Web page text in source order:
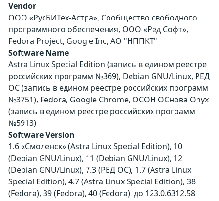
Vendor
ООО «РусБИТех-Астра», Сообщество свободного
программного обеспечения, ООО «Ред Софт»,
Fedora Project, Google Inc, АО "НППКТ"
Software Name
Astra Linux Special Edition (запись в едином реестре
российских программ №369), Debian GNU/Linux, РЕД
ОС (запись в едином реестре российских программ
№3751), Fedora, Google Chrome, ОСОН ОСнова Оnyx
(запись в едином реестре российских программ
№5913)
Software Version
1.6 «Смоленск» (Astra Linux Special Edition), 10
(Debian GNU/Linux), 11 (Debian GNU/Linux), 12
(Debian GNU/Linux), 7.3 (РЕД ОС), 1.7 (Astra Linux
Special Edition), 4.7 (Astra Linux Special Edition), 38
(Fedora), 39 (Fedora), 40 (Fedora), до 123.0.6312.58